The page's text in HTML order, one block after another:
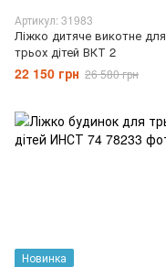
Артикул: 31983
Ліжко дитяче викотне для
трьох дітей ВКТ 2
22 150 грн 26 580 грн
Новинка